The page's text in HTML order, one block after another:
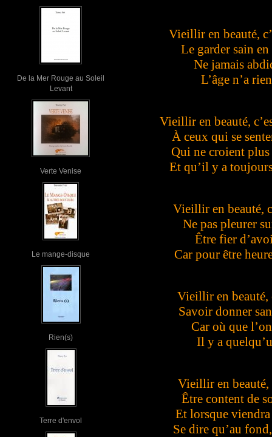
De la Mer Rouge au Soleil
Levant
Verte Venise
Le mange-disque
Rien(s)
Terre d'envol
Vieillir en beauté,
Le garder sain en
Ne jamais
L’âge n’a
Vieillir en beauté,
À ceux qui se
Qui ne croient
Et qu’il y a
Vieillir en beauté,
Ne pas pleurer
Être fier
Car pour être
Vieillir en beauté,
Savoir donner
Car où que
Il y a
Vieillir en beauté,
Être content de
Et lorsque
Se dire qu’au